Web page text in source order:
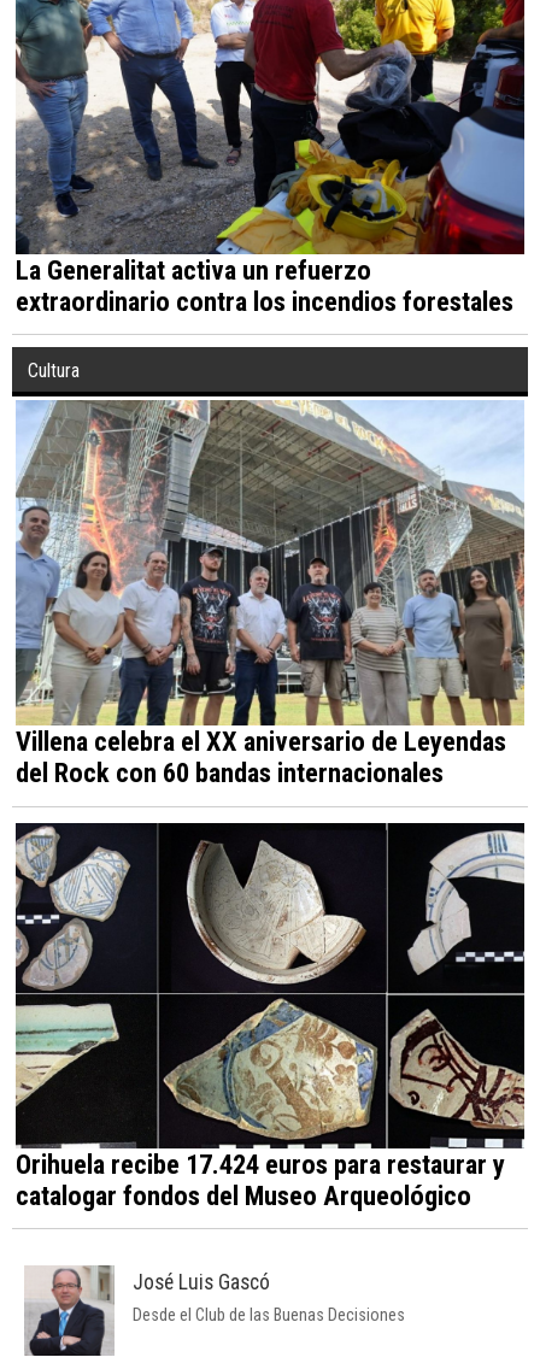
La Generalitat activa un refuerzo
extraordinario contra los incendios forestales
Cultura
Villena celebra el XX aniversario de Leyendas
del Rock con 60 bandas internacionales
Orihuela recibe 17.424 euros para restaurar y
catalogar fondos del Museo Arqueológico
José Luis Gascó
Desde el Club de las Buenas Decisiones